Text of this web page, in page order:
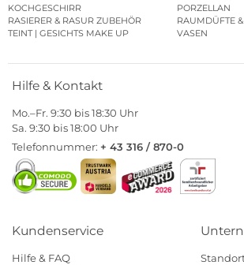
KOCHGESCHIRR
PORZELLAN
RASIERER & RASUR ZUBEHÖR
RAUMDÜFTE
TEINT | GESICHTS MAKE UP
VASEN
Hilfe & Kontakt
Mo.–Fr. 9:30 bis 18:30 Uhr
Sa. 9:30 bis 18:00 Uhr
Telefonnummer: + 43 316 / 870-0
Kundenservice
Hilfe & FAQ